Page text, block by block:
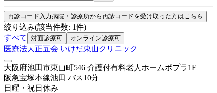
再診コード入力病院・診療所から再診コードを受け取った方はこちら
絞り込み(該当件数: 1件)
すべて
対面診療可 オンライン診療可
医療法人正五会 いけだ東山クリニック
大阪府池田市東山町546 介護付有料老人ホームポプラ1F
阪急宝塚本線池田 バス10分
日曜・祝日 休み